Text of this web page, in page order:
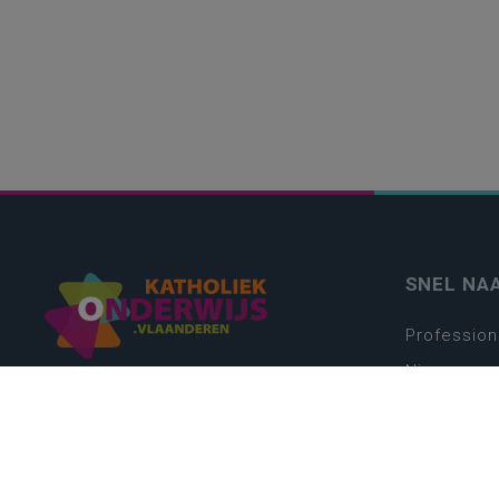
SNEL
Nieuws